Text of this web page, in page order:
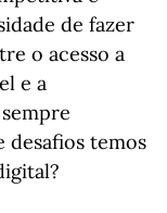
de fazer
o acesso a
e a
desafios temos